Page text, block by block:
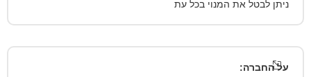
ניתן לבטל את המנוי בכל עת
על החברה: